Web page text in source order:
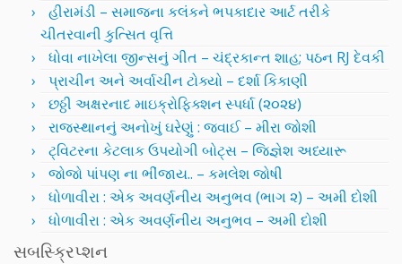
હીરામંડી – સમાજના કલંકને ભપકાદાર આર્ટ તરીકે
ચીતરવાની કુત્સિત વૃત્તિ
ધોવા નાખેલા જીન્સનું ગીત – ચંદ્રકાન્ત શાહ; પઠન RJ દેવકી
પ્રાચીન અને અર્વાચીન ટોક્યો – દર્શા કિકાણી
છઠ્ઠી અક્ષરનાદ માઇક્રોફિક્શન સ્પર્ધા (૨૦૨૪)
રાજસ્થાનનું અનોખું ઘરેણું : જવાઈ – મીરા જોશી
ટ્વિટરના કેટલાક ઉપયોગી બોટ્સ – જિજ્ઞેશ અધ્યારૂ
જોજો પાંપણ ના ભીંજાય.. – કમલેશ જોષી
ધોળાવીરા : એક અવર્ણનીય અનુભવ (ભાગ ૨) – અમી દોશી
ધોળાવીરા : એક અવર્ણનીય અનુભવ – અમી દોશી
સબસ્ક્રિપ્શન